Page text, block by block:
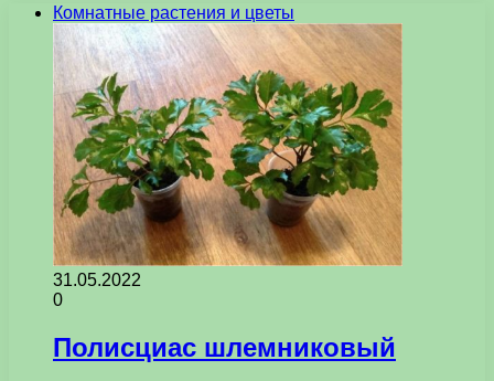
Комнатные растения и цветы
31.05.2022
0
Полисциас шлемниковый